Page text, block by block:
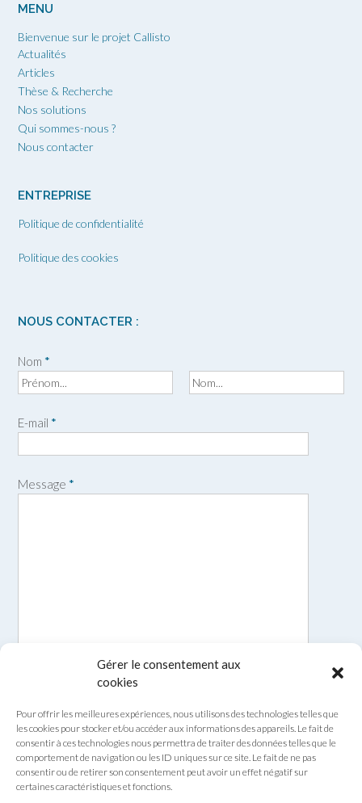
Gérer le consentement aux
cookies
Pour offrir les meilleures expériences, nous utilisons des technologies telles que
les cookies pour stocker et/ou accéder aux informations des appareils. Le fait de
consentir à ces technologies nous permettra de traiter des données telles que le
comportement de navigation ou les ID uniques sur ce site. Le fait de ne pas
consentir ou de retirer son consentement peut avoir un effet négatif sur
certaines caractéristiques et fonctions.
MENU
Bienvenue sur le projet Callisto
Actualités
Articles
Thèse & Recherche
Nos solutions
Qui sommes-nous ?
Nous contacter
ENTREPRISE
Politique de confidentialité
Politique des cookies
NOUS CONTACTER :
Nom *
é
E-mail *
Message *